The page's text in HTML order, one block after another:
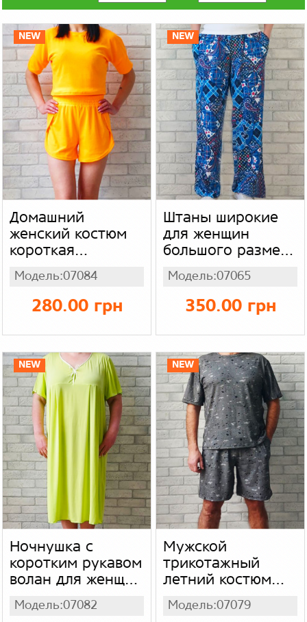
NEW
Домашний
женский костюм
короткая
футболка - топ и
шорты с
разрезами,
женщин, яркий
оранжевый
хлопок рубчик
Модель:07084
280.00 грн
NEW
Штаны широкие
для женщин
большого размера
батал, цвет синий
в огурцы, масло -
холодок
Модель:07065
350.00 грн
NEW
Ночнушка с
коротким рукавом
волан для женщин
большого размера
батал, свободная
Модель:07082
NEW
Мужской
трикотажный
летний костюм
большого размера
батал, комплект
Модель:07079